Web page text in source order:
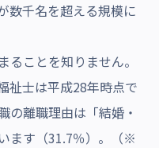
数千名を超える規模に
ることを知りません。
祉士は平成28年時点で
の離職理由は「結婚・
ます（31.7％）。（※